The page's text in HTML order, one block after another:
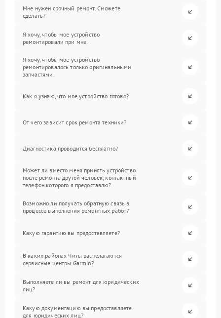
Мне нужен срочный ремонт. Сможете
сделать?
Я хочу, чтобы мое устройство
ремонтировали при мне.
Я хочу, чтобы мое устройство
ремонтировалось только оригинальными
запчастями.
Как я узнаю, что мое устройство готово?
От чего зависит срок ремонта техники?
Диагностика проводится бесплатно?
Может ли вместо меня принять устройство
после ремонта другой человек, контактный
телефон которого я предоставлю?
Возможно ли получать обратную связь в
процессе выполнения ремонтных работ?
Какую гарантию вы предоставляете?
В каких районах Читы располагаются
сервисные центры Garmin?
Выполняете ли вы ремонт для юридических
лиц?
Какую документацию вы предоставляете
для юридических лиц?